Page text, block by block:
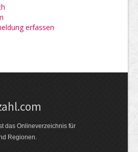
erfassen
das Onlineverzeichnis für
Regionen.